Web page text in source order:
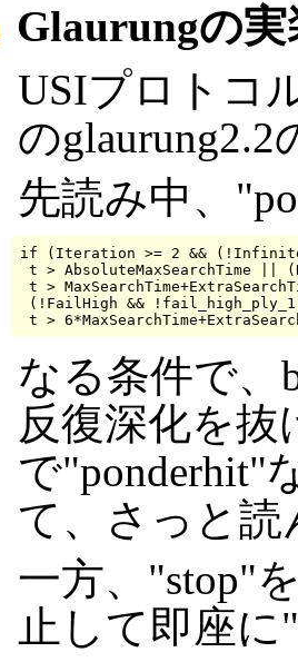
Glaurungの実
USIプロトコ
の
先読み中、
if (Iteration >= 2 &&
t > AbsoluteMaxSearchTime ||
t >
(!FailHigh &&
なる条件で、
反復深化を
で"ponderhit"
て、さっと読
一方、"stop"
止して即座に